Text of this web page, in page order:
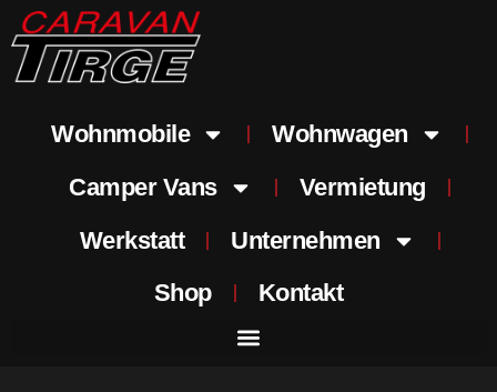
Wohnmobile
Wohnwagen
Camper Vans
Vermietung
Werkstatt
Unternehmen
Shop
Kontakt